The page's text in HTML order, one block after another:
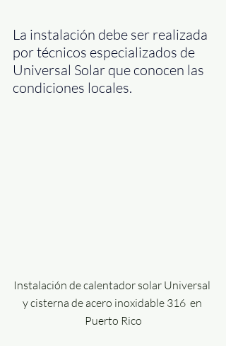
La instalación debe ser realizada
por técnicos especializados de
Universal Solar que conocen las
condiciones locales.
Instalación de calentador solar Universal
y cisterna de acero inoxidable 316  en
Puerto Rico